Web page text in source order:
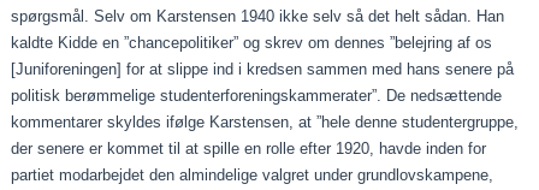
spørgsmål. Selv om Karstensen 1940 ikke selv så det helt sådan. Han
kaldte Kidde en ”chancepolitiker” og skrev om dennes ”belejring af os
[Juniforeningen] for at slippe ind i kredsen sammen med hans senere på
politisk berømmelige studenterforeningskammerater”. De nedsættende
kommentarer skyldes ifølge Karstensen, at ”hele denne studentergruppe,
der senere er kommet til at spille en rolle efter 1920, havde inden for
partiet modarbejdet den almindelige valgret under grundlovskampene,